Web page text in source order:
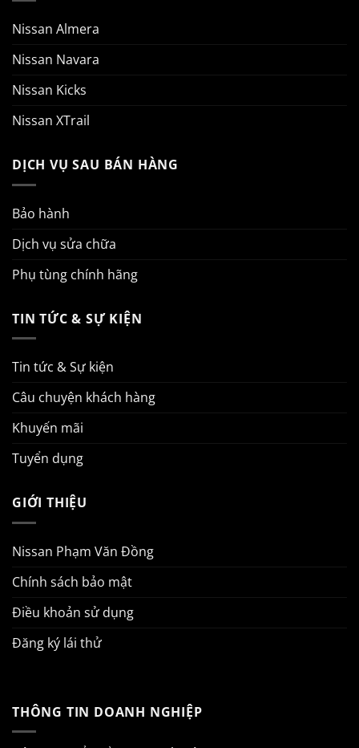
Nissan Almera
Nissan Navara
Nissan Kicks
Nissan XTrail
DỊCH VỤ SAU BÁN HÀNG
Bảo hành
Dịch vụ sửa chữa
Phụ tùng chính hãng
TIN TỨC & SỰ KIỆN
Tin tức & Sự kiện
Câu chuyện khách hàng
Khuyến mãi
Tuyển dụng
GIỚI THIỆU
Nissan Phạm Văn Đồng
Chính sách bảo mật
Điều khoản sử dụng
Đăng ký lái thử
THÔNG TIN DOANH NGHIỆP